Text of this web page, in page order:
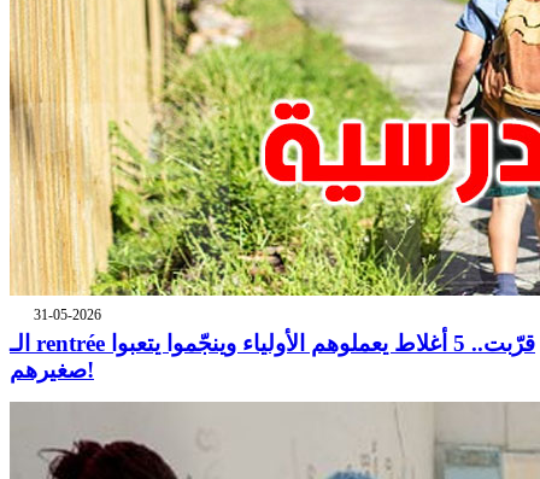
31-05-2026
الـ rentrée قرّبت.. 5 أغلاط يعملوهم الأولياء وينجّموا يتعبوا
صغيرهم!